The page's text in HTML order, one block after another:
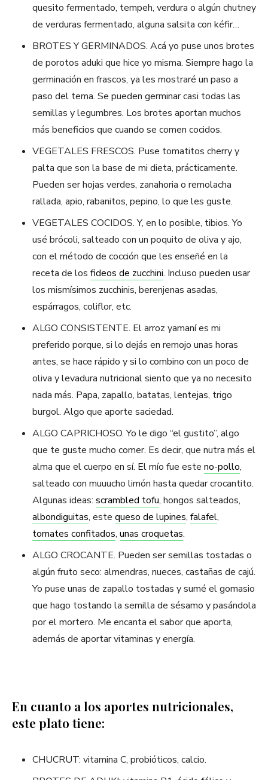
quesito fermentado, tempeh, verdura o algún chutney
de verduras fermentado, alguna salsita con kéfir…
BROTES Y GERMINADOS. Acá yo puse unos brotes
de porotos aduki que hice yo misma. Siempre hago la
germinación en frascos, ya les mostraré un paso a
paso del tema. Se pueden germinar casi todas las
semillas y legumbres. Los brotes aportan muchos
más beneficios que cuando se comen cocidos.
VEGETALES FRESCOS. Puse tomatitos cherry y
palta que son la base de mi dieta, prácticamente.
Pueden ser hojas verdes, zanahoria o remolacha
rallada, apio, rabanitos, pepino, lo que les guste.
VEGETALES COCIDOS. Y, en lo posible, tibios. Yo
usé brócoli, salteado con un poquito de oliva y ajo,
con el método de cocción que les enseñé en la
receta de los fideos de zucchini. Incluso pueden usar
los mismísimos zucchinis, berenjenas asadas,
espárragos, coliflor, etc.
ALGO CONSISTENTE. El arroz yamaní es mi
preferido porque, si lo dejás en remojo unas horas
antes, se hace rápido y si lo combino con un poco de
oliva y levadura nutricional siento que ya no necesito
nada más. Papa, zapallo, batatas, lentejas, trigo
burgol. Algo que aporte saciedad.
ALGO CAPRICHOSO. Yo le digo “el gustito”, algo
que te guste mucho comer. Es decir, que nutra más el
alma que el cuerpo en sí. El mío fue este no-pollo,
salteado con muuucho limón hasta quedar crocantito.
Algunas ideas: scrambled tofu, hongos salteados,
albondiguitas, este queso de lupines, falafel,
tomates confitados, unas croquetas.
ALGO CROCANTE. Pueden ser semillas tostadas o
algún fruto seco: almendras, nueces, castañas de cajú.
Yo puse unas de zapallo tostadas y sumé el gomasio
que hago tostando la semilla de sésamo y pasándola
por el mortero. Me encanta el sabor que aporta,
además de aportar vitaminas y energía.
En cuanto a los aportes nutricionales,
este plato tiene:
CHUCRUT: vitamina C, probióticos, calcio.